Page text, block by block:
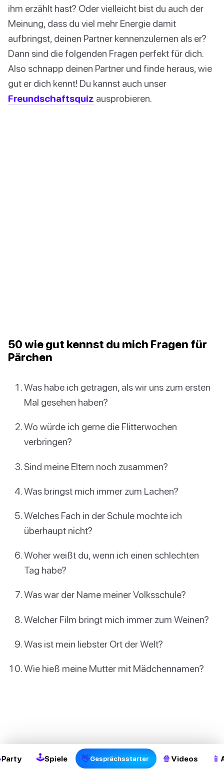
ihm erzählt hast? Oder vielleicht bist du auch der
Meinung, dass du viel mehr Energie damit
aufbringst, deinen Partner kennenzulernen als er?
Dann sind die folgenden Fragen perfekt für dich.
Also schnapp deinen Partner und finde heraus, wie
gut er dich kennt! Du kannst auch unser
Freundschaftsquiz ausprobieren.
50 wie gut kennst du mich Fragen für
Pärchen
Was habe ich getragen, als wir uns zum ersten
Mal gesehen haben?
Wo würde ich gerne die Flitterwochen
verbringen?
Sind meine Eltern noch zusammen?
Was bringst mich immer zum Lachen?
Welches Fach in der Schule mochte ich
überhaupt nicht?
Woher weißt du, wenn ich einen schlechten
Tag habe?
Was war der Name meiner Volksschule?
Welcher Film bringt mich immer zum Weinen?
Was ist mein liebster Ort der Welt?
Wie hieß meine Mutter mit Mädchennamen?
Party 🕹Spiele 👋Gesprächsstarter 🍿 Videos 📱